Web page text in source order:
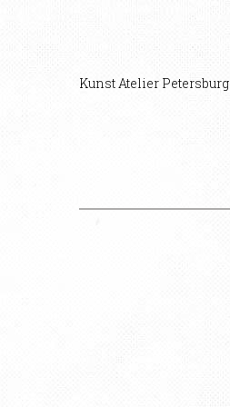
Kunst Atelier Petersburg